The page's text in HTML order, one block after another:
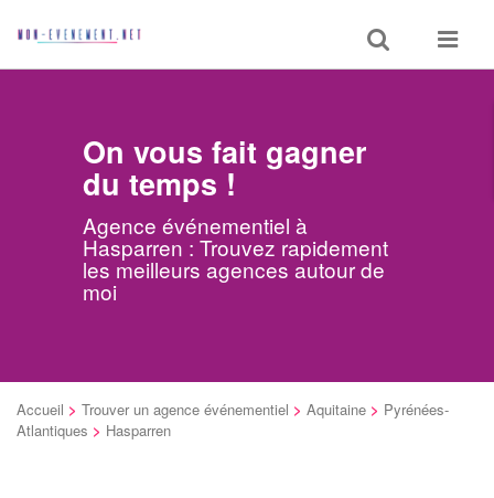
Toggle
search
Toggle
On vous fait gagner
du temps !
Agence événementiel à
Hasparren : Trouvez rapidement
les meilleurs agences autour de
moi
Accueil > Trouver un agence événementiel > Aquitaine > Pyrénées-
Atlantiques > Hasparren